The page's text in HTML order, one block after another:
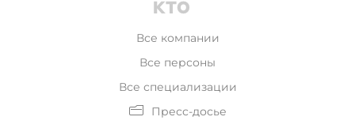
Все компании
Все персоны
Все специализации
Пресс-досье